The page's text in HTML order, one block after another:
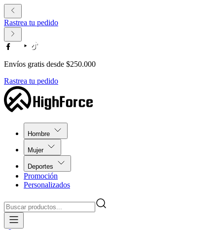
Rastrea tu pedido
Envíos gratis desde $250.000
Rastrea tu pedido
Hombre
Mujer
Deportes
Promoción
Personalizados